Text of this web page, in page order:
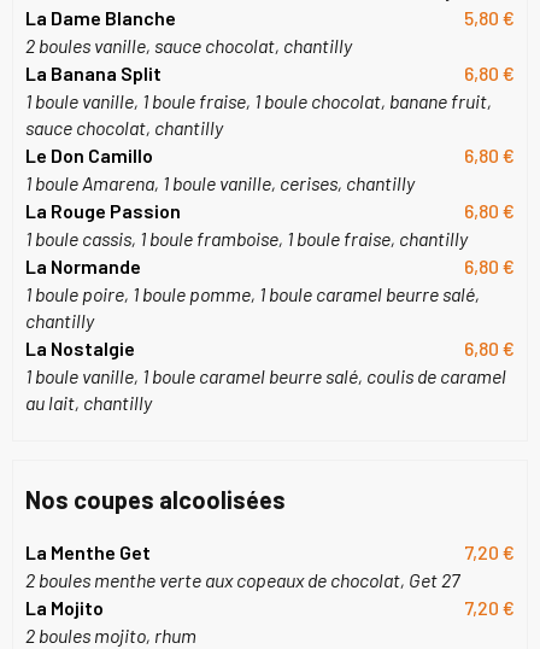
La Dame Blanche
5,80 €
2 boules vanille, sauce chocolat, chantilly
La Banana Split
6,80 €
1 boule vanille, 1 boule fraise, 1 boule chocolat, banane fruit,
sauce chocolat, chantilly
Le Don Camillo
6,80 €
1 boule Amarena, 1 boule vanille, cerises, chantilly
La Rouge Passion
6,80 €
1 boule cassis, 1 boule framboise, 1 boule fraise, chantilly
La Normande
6,80 €
1 boule poire, 1 boule pomme, 1 boule caramel beurre salé,
chantilly
La Nostalgie
6,80 €
1 boule vanille, 1 boule caramel beurre salé, coulis de caramel
au lait, chantilly
Nos coupes alcoolisées
La Menthe Get
7,20 €
2 boules menthe verte aux copeaux de chocolat, Get 27
La Mojito
7,20 €
2 boules mojito, rhum